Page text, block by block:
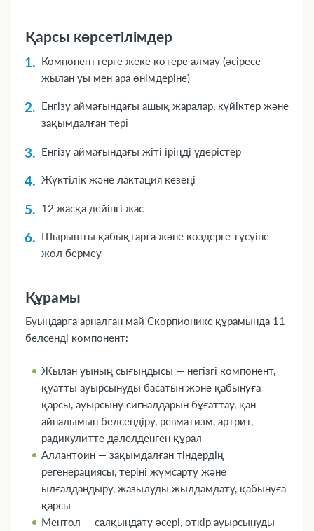
Қарсы көрсетілімдер
Компоненттерге жеке көтере алмау (әсіресе
жылан уы мен ара өнімдеріне)
Енгізу аймағындағы ашық жаралар, күйіктер және
зақымдалған тері
Енгізу аймағындағы жіті іріңді үдерістер
Жүктілік және лактация кезеңі
12 жасқа дейінгі жас
Шырышты қабықтарға және көздерге түсуіне
жол бермеу
Құрамы
Буындарға арналған май Скорпионикс құрамында 11
белсенді компонент:
Жылан уының сығындысы — негізгі компонент,
қуатты ауырсынуды басатын және қабынуға
қарсы, ауырсыну сигналдарын бұғаттау, қан
айналымын белсендіру, ревматизм, артрит,
радикулитте дәлелденген құрал
Аллантоин — зақымдалған тіндердің
регенерациясы, теріні жұмсарту және
ылғалдандыру, жазылуды жылдамдату, қабынуға
қарсы
Ментол — салқындату әсері, өткір ауырсынуды